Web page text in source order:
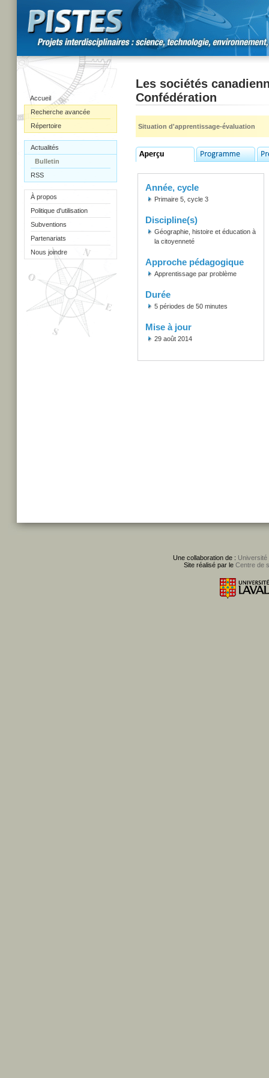
Accueil
Recherche avancée
Répertoire
Actualités
Bulletin
RSS
À propos
Politique d'utilisation
Subventions
Partenariats
Nous joindre
Les sociétés
Confédération
Situation d'apprentissage-évaluation
Année, cycle
Primaire 5, cycle 3
Discipline(s)
Géographie, histoire et éducation à
la citoyenneté
Approche pédagogique
Apprentissage par problème
Durée
5 périodes de 50 minutes
Mise à jour
29 août 2014
Une collaboration de : Université
Site réalisé par le Centre de